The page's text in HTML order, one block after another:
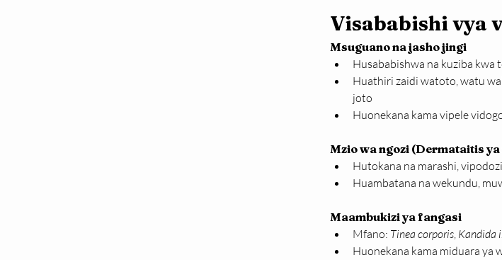
Visababishi vya
Msuguano na jasho jingi
Husababishwa na kuziba kwa
Huathiri zaidi watoto, watu
joto
Huonekana kama vipele
Mzio wa ngozi (Dermataitis
Hutokana na marashi,
Huambatana na wekundu,
Maambukizi ya fangasi
Mfano: Tinea corporis, Kandida
Huonekana kama miduara ya